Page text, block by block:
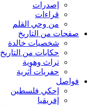
إصدرات
قراءات
من وحي القلم
صفحات من التاريخ
شخصيات خالدة
حكايات من التاريخ
تراث وهوية
حفريات أثرية
فواصل
إحكي فلسطين
إفريقيا